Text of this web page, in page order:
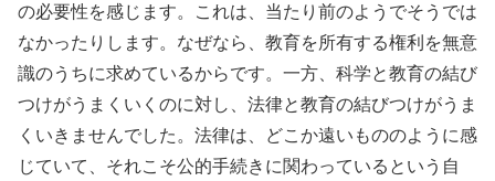
の必要性を感じます。これは、当たり前のようでそうでは
なかったりします。なぜなら、教育を所有する権利を無意
識のうちに求めているからです。一方、科学と教育の結び
つけがうまくいくのに対し、法律と教育の結びつけがうま
くいきませんでした。法律は、どこか遠いもののように感
じていて、それこそ公的手続きに関わっているという自